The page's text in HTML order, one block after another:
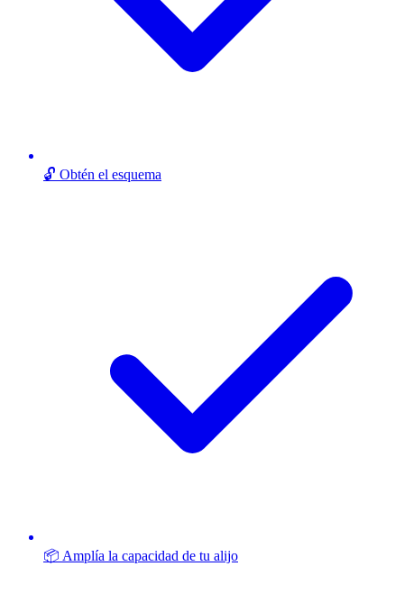
🔓 Obtén el esquema
📦 Amplía la capacidad de tu alijo